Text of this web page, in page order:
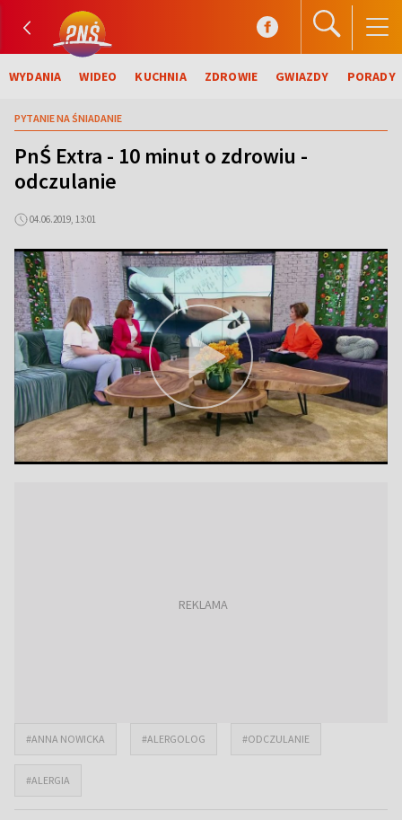
WYDANIA WIDEO KUCHNIA ZDROWIE GWIAZDY PORADY
PYTANIE NA ŚNIADANIE
PnŚ Extra - 10 minut o zdrowiu -
odczulanie
04.06.2019, 13:01
#ANNA NOWICKA #ALERGOLOG #ODCZULANIE
#ALERGIA